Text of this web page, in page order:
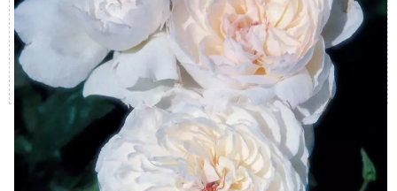
регулярные подкормки как органическими, так и
минеральными удобрениями. Необходим им и
своевременный полив. А чтобы вода не так быстро
испарялась, землю вокруг кустов мульчируют, например,
Покупатели которые смотрели
Роза Болеро (Bolero), также